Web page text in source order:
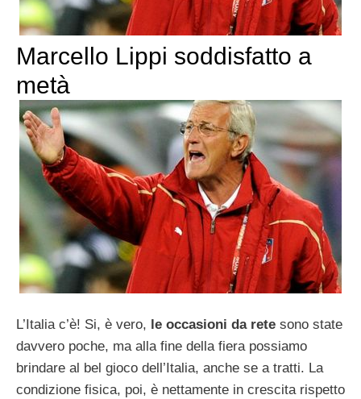
Marcello Lippi soddisfatto a
metà
L’Italia c’è! Si, è vero, le occasioni da rete sono state
davvero poche, ma alla fine della fiera possiamo
brindare al bel gioco dell’Italia, anche se a tratti. La
condizione fisica, poi, è nettamente in crescita rispetto